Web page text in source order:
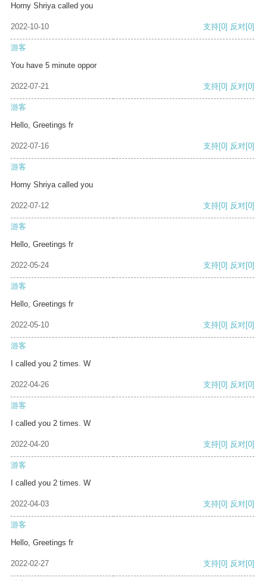
Horny Shriya called you
2022-10-10 支持[0] 反对[0]
游客
You have 5 minute oppor
2022-07-21 支持[0] 反对[0]
游客
Hello, Greetings fr
2022-07-16 支持[0] 反对[0]
游客
Horny Shriya called you
2022-07-12 支持[0] 反对[0]
游客
Hello, Greetings fr
2022-05-24 支持[0] 反对[0]
游客
Hello, Greetings fr
2022-05-10 支持[0] 反对[0]
游客
I called you 2 times. W
2022-04-26 支持[0] 反对[0]
游客
I called you 2 times. W
2022-04-20 支持[0] 反对[0]
游客
I called you 2 times. W
2022-04-03 支持[0] 反对[0]
游客
Hello, Greetings fr
2022-02-27 支持[0] 反对[0]